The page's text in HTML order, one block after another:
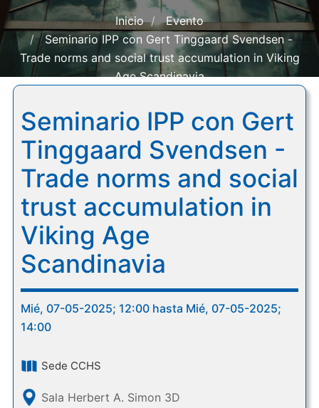
Inicio
Evento
Seminario IPP con Gert Tinggaard Svendsen -
Trade norms and social trust accumulation in Viking
Age Scandinavia
Seminario IPP con Gert
Tinggaard Svendsen -
Trade norms and social
trust accumulation in
Viking Age
Scandinavia
Mié, 07-05-2025; 12:00 hasta Mié, 07-05-2025;
14:00
Sede CCHS
Sala Herbert A. Simon 3D